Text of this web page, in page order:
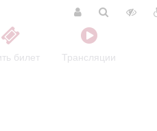
билет Трансляции